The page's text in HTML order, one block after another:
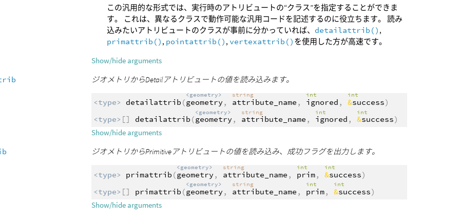
この汎用的な形式では、実行時のアトリビュートの“クラス”を指定することができま
す。 これは、異なるクラスで動作可能な汎用コードを記述するのに役立ちます。 読み
込みたいアトリビュートのクラスが事前に分かっていれば、 detailattrib() ,
primattrib() , pointattrib() , vertexattrib() を使用した方が高速です。
Show/hide arguments
ジオメトリからDetailアトリビュートの値を読み込みます。
<type> detailattrib (
<geometry>
geometry ,
string
attribute_name ,
int
ignored ,
int
&success)
<type> [] detailattrib (
<geometry>
geometry ,
string
attribute_name ,
int
ignored ,
int
&success)
Show/hide arguments
ジオメトリからPrimitiveアトリビュートの値を読み込み、成功フラグを出力します。
<type> primattrib (
<geometry>
geometry ,
string
attribute_name ,
int
prim,
int
&success)
<type> [] primattrib (
<geometry>
geometry ,
string
attribute_name ,
int
prim,
int
&success)
Show/hide arguments